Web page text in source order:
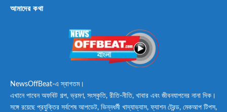
আমাদের কথা
NewsOffBeat-এ স্বাগতম।
এখানে পাবেন অফবিট গল্প, ভ্রমণ, সংস্কৃতি, রীতি-নীতি, খাবার এবং জীবনযাপনের নানা দিক।
সঙ্গে রয়েছে প্রযুক্তির সর্বশেষ আপডেট, ভিন্নধর্মী খাদ্যাভ্যাস, ফ্যাশন ট্রেন্ড, মেকআপ টিপস,